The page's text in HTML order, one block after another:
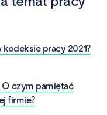
pracy 2021?
O czym pamiętać
firmie?